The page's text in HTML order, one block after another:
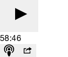
58:46